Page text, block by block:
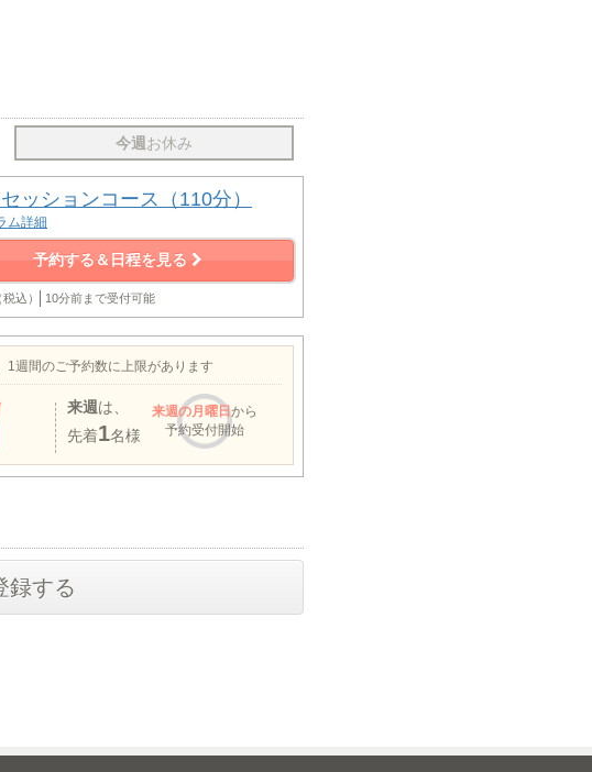
今週 お休み
ッションコース（110分）
ム詳細
予約する＆日程を見る
込） 10分前まで受付可能
1週間のご予約数に上限があります
来週 は、
先着1名様
来週の月曜日から
予約受付開始
録する